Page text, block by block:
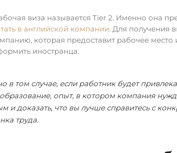
виза называется Tier 2. Именно она
в английской компании. Для получения
которая предоставит рабочее место
иностранца.
в том случае, если работник будет
опыт, в котором компания
и доказать, что вы лучше справитесь с
труда.